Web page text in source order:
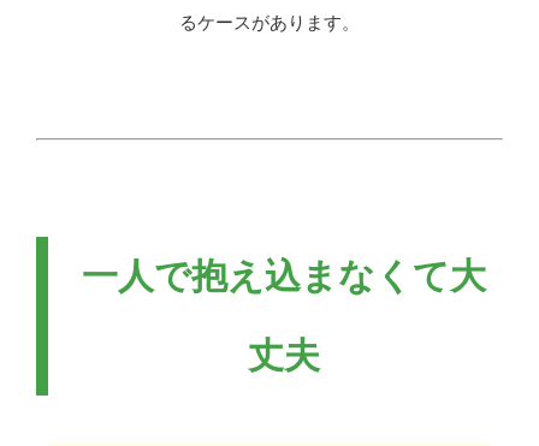
るケースがあります。
一人で抱え込まなくて大
丈夫